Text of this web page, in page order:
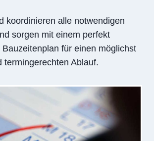
koordinieren alle notwendigen
sorgen mit einem perfekt
für einen möglichst
termingerechten Ablauf.